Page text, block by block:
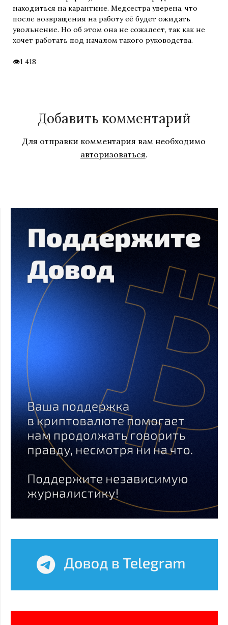
находиться на карантине. Медсестра уверена, что
после возвращения на работу её будет ожидать
увольнение. Но об этом она не сожалеет, так как не
хочет работать под началом такого руководства.
1 418
Добавить комментарий
Для отправки комментария вам необходимо
авторизоваться.